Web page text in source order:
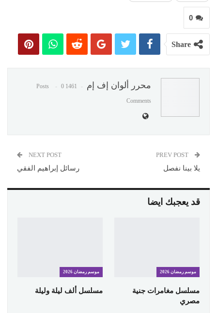
0
Share
محرر ألوان إف إم 1461 Posts
0
Comments
يلا بينا نفصل
NEXT POST
رسائل إبراهيم الفقي
قد يعجبك ايضا
موسم رمضان 2026
مسلسل مغامرات جنية
مصري
موسم رمضان 2026
مسلسل ألف ليلة وليلة